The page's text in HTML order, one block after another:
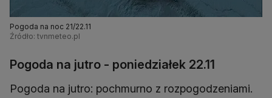
Pogoda na noc 21/22.11
Źródło: tvnmeteo.pl
Pogoda na jutro - poniedziałek 22.11
Pogoda na jutro: pochmurno z rozpogodzeniami.